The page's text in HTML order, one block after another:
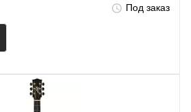
Под заказ